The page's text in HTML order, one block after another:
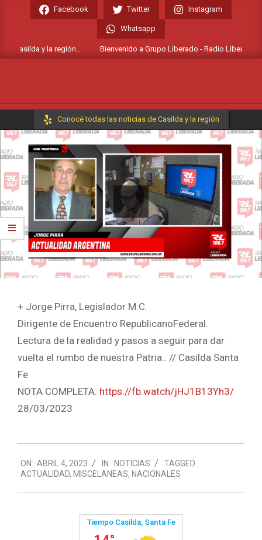
Facebook Twitter Instagram
Whatsapp
Casilda y la región.. Bienvenido a Grupo Liberado - Radio Liberada
Primary
Menu
Conocé todas las noticias de Casilda y la región
+ Jorge Pirra, Legislador M.C.
Dirigente de Encuentro RepublicanoFederal.
Lectura de la realidad y pasos a seguir para dar
vuelta el rumbo de nuestra Patria.. // Casilda Santa
Fe
NOTA COMPLETA: https://fb.watch/jHJ1B13Yh3/
28/03/2023
04-
04
ON: ABRIL 4, 2023 IN: NOTICIAS
TAGGED:
ACTUALIDAD, MISCELANEAS, NACIONALES